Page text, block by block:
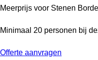
Meerprijs voor Stenen
Minimaal 20 personen bij
Offerte aanvragen